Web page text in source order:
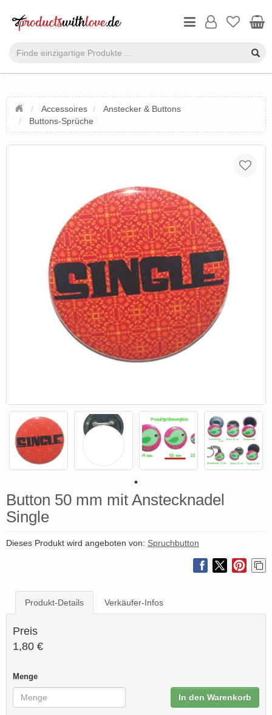
Accessoires
Anstecker & Buttons
Buttons-Sprüche
Button 50 mm mit Anstecknadel
Single
Dieses Produkt wird angeboten von: Spruchbutton
Produkt-Details Verkäufer-Infos
Preis
1,80 €
Menge
In den Warenkorb